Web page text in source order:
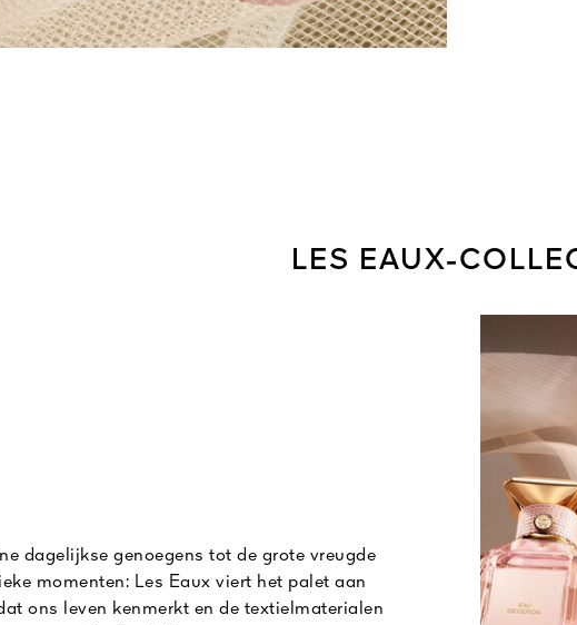
LES EAUX-
dagelijkse genoegens tot de grote vreugde
momenten: Les Eaux viert het palet aan
ons leven kenmerkt en de textielmaterialen